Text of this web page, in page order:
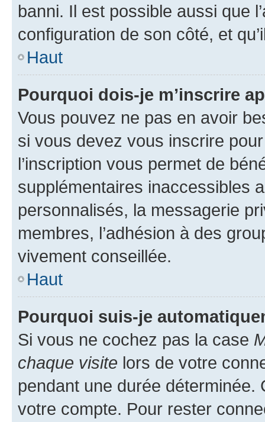
banni. Il est possible aussi que
configuration de son côté, et
Haut
Pourquoi dois-je m’inscrire
Vous pouvez ne pas en avoir
si vous devez vous inscrire
l’inscription vous permet de
supplémentaires inaccessibles
personnalisés, la messagerie
membres, l’adhésion à des
vivement conseillée.
Haut
Pourquoi suis-je
Si vous ne cochez pas la case
chaque visite lors de votre
pendant une durée déterminée.
votre compte. Pour rester